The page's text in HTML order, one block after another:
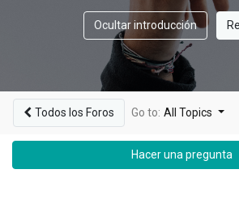
Ocultar introducción
Todos los Foros Go to: All Topics
Hacer una pregunta